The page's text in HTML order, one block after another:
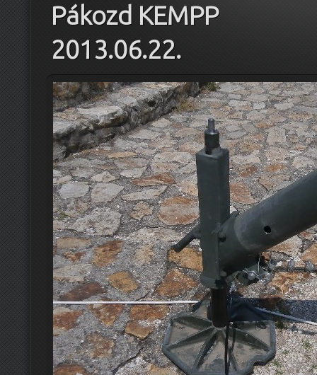
Pákozd KEMPP
2013.06.22.